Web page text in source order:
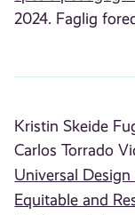
2024. Faglig
Kristin Skeide
Carlos Torrado
Universal Design
Equitable and